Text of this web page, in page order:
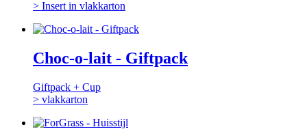
> Insert in vlakkarton
Choc-o-lait - Giftpack
Giftpack + Cup
> vlakkarton